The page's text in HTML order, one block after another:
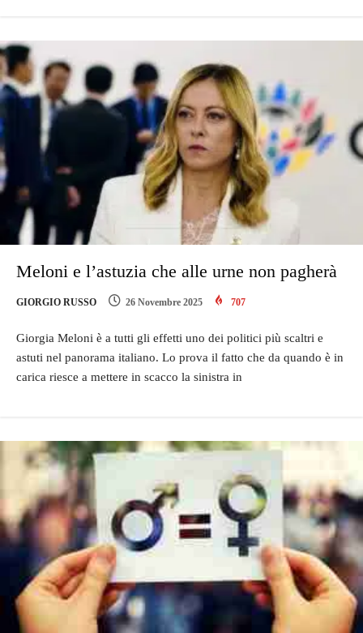
Meloni e l’astuzia che alle urne non pagherà
GIORGIO RUSSO 26 Novembre 2025 707
Giorgia Meloni è a tutti gli effetti uno dei politici più scaltri e
astuti nel panorama italiano. Lo prova il fatto che da quando è in
carica riesce a mettere in scacco la sinistra in